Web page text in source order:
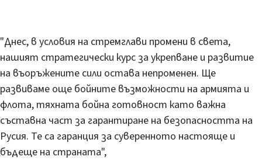
"Днес, в условия на стремглави промени в света,
нашият стратегически курс за укрепване и развитие
на въоръжените сили остава непроменен. Ще
развиваме още бойните възможности на армията и
флота, тяхната бойна готовност като важна
съставна част за гарантиране на безопасността на
Русия. Те са гаранция за суверенното настояще и
бъдеще на страната",